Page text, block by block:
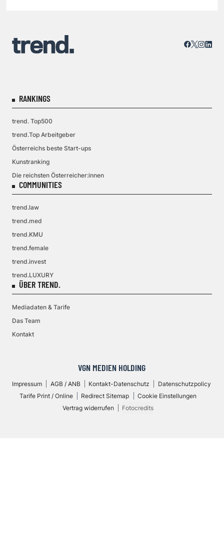
RANKINGS
trend. Top500
trend.Top Arbeitgeber
Österreichs beste Start-ups
Kunstranking
Die reichsten Österreicher:innen
COMMUNITIES
trend.law
trend.med
trend.KMU
trend.female
trend.invest
trend.LUXURY
ÜBER TREND.
Mediadaten & Tarife
Das Team
Kontakt
VGN MEDIEN HOLDING
Impressum AGB / ANB Kontakt-Datenschutz
Datenschutzpolicy
Tarife Print / Online
Redirect Sitemap
Cookie Einstellungen
Vertrag widerrufen
Fotocredits